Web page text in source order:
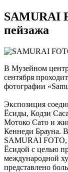
SAMURAI
пейзажа
В Музейном
сентября
фотографии
Экспозиция
Ёсиды, Кодзи
Мотоко Сато и
Кеннеди Брауна.
SAMURAI FOTO,
Ёсидой с целью
международной
представлено